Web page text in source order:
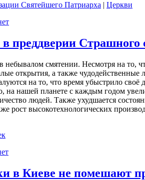
Святейшего Патриарха | Церкви
преддверии Страшного
небывалом смятении. Несмотря на то,
открытия, а также
на то, что время убыстрило своё
на нашей планете с каждым годом
людей. Также ухудшается
рост высокотехнологических
в Киеве не помешают